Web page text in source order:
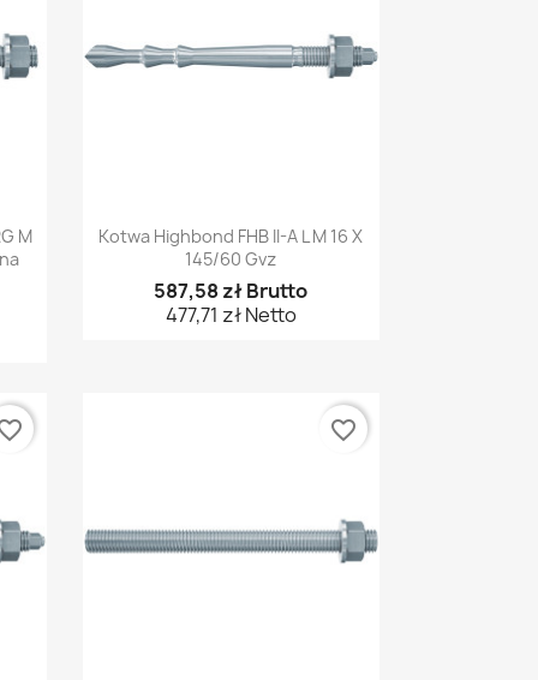
M
Szybki podgląd
Kotwa Highbond FHB II-A L M 16 X
145/60 Gvz
587,58 zł Brutto
477,71 zł Netto
favorite_border